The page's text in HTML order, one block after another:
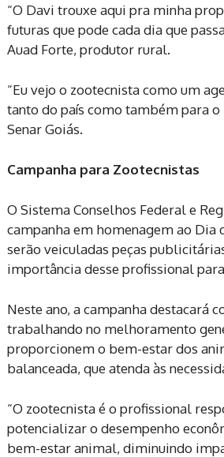
“O Davi trouxe aqui pra minha
futuras que pode cada dia que
Auad Forte, produtor rural.
“Eu vejo o zootecnista como um
tanto do país como também para o
Senar Goiás.
Campanha para Zootecnistas
O Sistema Conselhos Federal e
campanha em homenagem ao Dia
serão veiculadas peças
importância desse profissional
Neste ano, a campanha destacará
trabalhando no melhoramento
proporcionem o bem-estar dos
balanceada, que atenda às
“O zootecnista é o profissional
potencializar o desempenho
bem-estar animal, diminuindo